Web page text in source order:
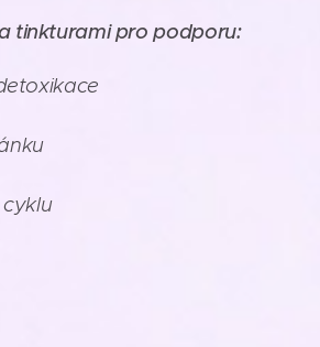
tinkturami pro podporu: